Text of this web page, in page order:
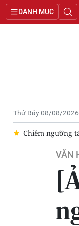
DANH MỤC
Thứ Bảy 08/08/2026
Đột phá trong
VĂN